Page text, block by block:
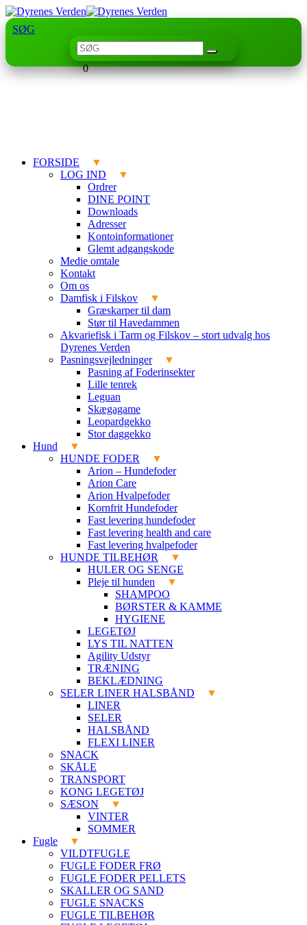
SØG
0
FORSIDE
LOG IND
Ordrer
DINE POINT
Downloads
Adresser
Kontoinformationer
Glemt adgangskode
Medie omtale
Kontakt
Om os
Damfisk i Filskov
Græskarper til dam
Stør til Havedammen
Akvariefisk i Tarm og Filskov – stort udvalg hos
Dyrenes Verden
Pasningsvejledninger
Pasning af Foderinsekter
Lille tenrek
Leguan
Skægagame
Leopardgekko
Stor daggekko
Hund
HUNDE FODER
Arion – Hundefoder
Arion Care
Arion Hvalpefoder
Kornfrit Hundefoder
Fast levering hundefoder
Fast levering health and care
Fast levering hvalpefoder
HUNDE TILBEHØR
HULER OG SENGE
Pleje til hunden
SHAMPOO
BØRSTER & KAMME
HYGIENE
LEGETØJ
LYS TIL NATTEN
Agility Udstyr
TRÆNING
BEKLÆDNING
SELER LINER HALSBÅND
LINER
SELER
HALSBÅND
FLEXI LINER
SNACK
SKÅLE
TRANSPORT
KONG LEGETØJ
SÆSON
VINTER
SOMMER
Fugle
VILDTFUGLE
FUGLE FODER FRØ
FUGLE FODER PELLETS
SKALLER OG SAND
FUGLE SNACKS
FUGLE TILBEHØR